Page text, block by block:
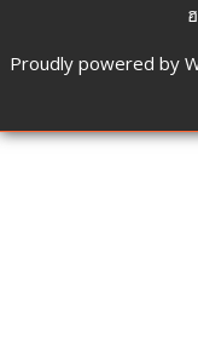
Proudly powered by